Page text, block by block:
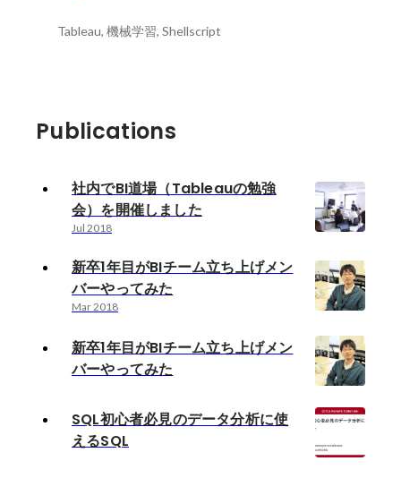
Tableau, 機械学習, Shellscript
Publications
社内でBI道場（Tableauの勉強
会）を開催しました
Jul 2018
新卒1年目がBIチーム立ち上げメン
バーやってみた
Mar 2018
新卒1年目がBIチーム立ち上げメン
バーやってみた
SQL初心者必見のデータ分析に使
えるSQL